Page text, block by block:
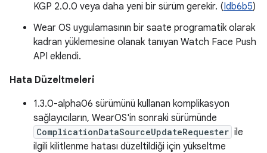
KGP 2.0.0 veya daha yeni bir sürüm gerekir. (Idb6b5)
Wear OS uygulamasının bir saate programatik olarak
kadran yüklemesine olanak tanıyan Watch Face Push
API eklendi.
Hata Düzeltmeleri
1.3.0-alpha06 sürümünü kullanan komplikasyon
sağlayıcıların, WearOS'in sonraki sürümünde
ComplicationDataSourceUpdateRequester ile
ilgili kilitlenme hatası düzeltildiği için yükseltme